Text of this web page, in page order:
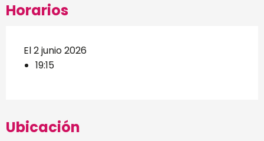
Horarios
El 2 junio 2026
19:15
Ubicación